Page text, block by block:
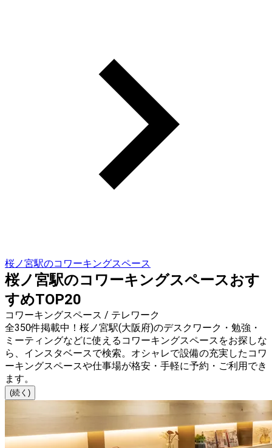
桜ノ宮駅のコワーキングスペース
桜ノ宮駅のコワーキングスペースおす
すめTOP20
コワーキングスペース / テレワーク
全350件掲載中！桜ノ宮駅(大阪府)のデスクワーク・勉強・
ミーティングなどに使えるコワーキングスペースをお探しな
ら、インスタベースで検索。オシャレで設備の充実したコワ
ーキングスペースや仕事場が格安・手軽に予約・ご利用でき
ます。
(続く)